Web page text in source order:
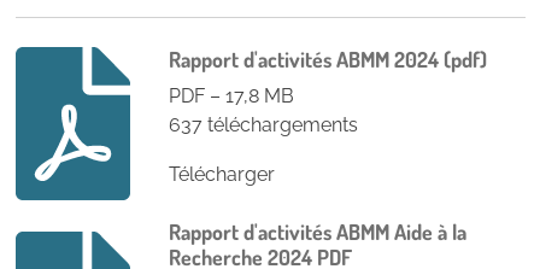
Rapport d'activités ABMM 2024 (pdf)
PDF – 17,8 MB
637 téléchargements
Télécharger
Rapport d'activités ABMM Aide à la
Recherche 2024 PDF